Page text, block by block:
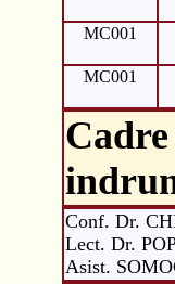
MC001
MC001
Conf. Dr.
Lect. Dr.
Asist.